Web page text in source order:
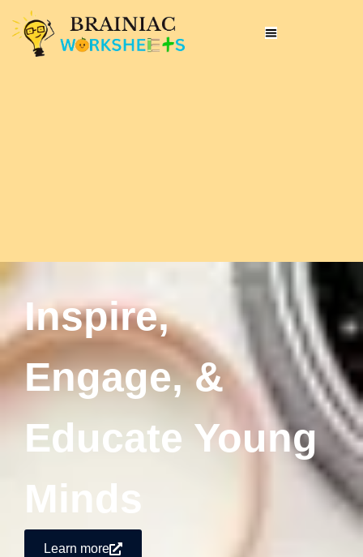
Inspire,
Engage, &
Educate Young
Minds
Learn more